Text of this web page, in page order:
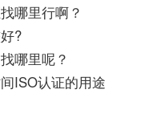
哪里行啊？
?
哪里呢？
ISO认证的用途